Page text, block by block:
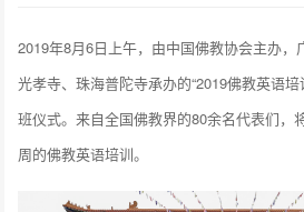
2019年8月6日上午，由中国佛教协会主办，
光孝寺、珠海普陀寺承办的“2019佛教英语
班仪式。来自全国佛教界的80余名代表们，
周的佛教英语培训。